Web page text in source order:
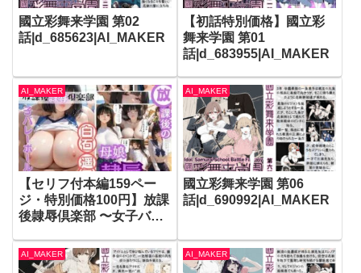
國立彩舞来学園 第02
話|d_685623|AI_MAKER
【初話特別価格】國立彩
舞来学園 第01
話|d_683955|AI_MAKER
AI_MAKER
【セリフ付本編159ペー
ジ・特別価格100円】放課
後隷辱倶楽部 〜女子バレ
香〜|d_587992|AI_MAKE
R
AI_MAKER
國立彩舞来学園 第06
話|d_690992|AI_MAKER
AI_MAKER AI_MAKER